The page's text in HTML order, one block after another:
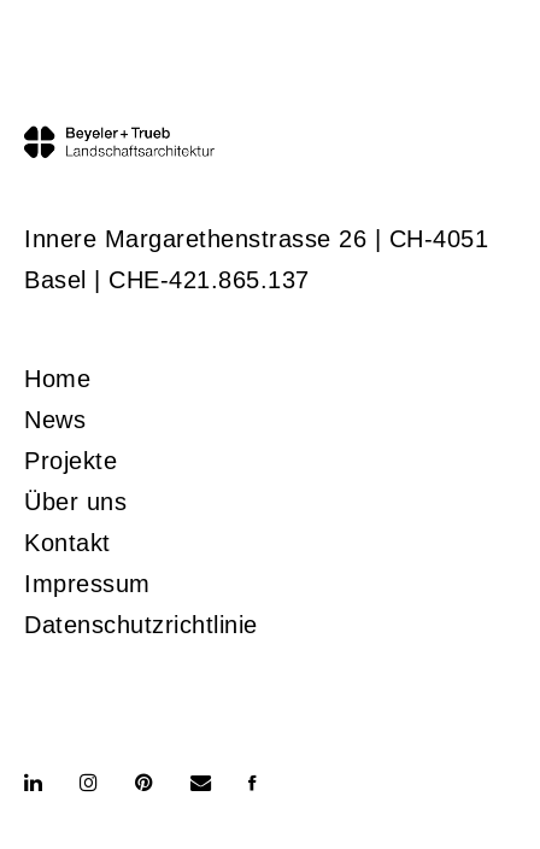
Innere Margarethenstrasse 26 | CH-4051
Basel | CHE-421.865.137
Home
News
Projekte
Über uns
Kontakt
Impressum
Datenschutzrichtlinie